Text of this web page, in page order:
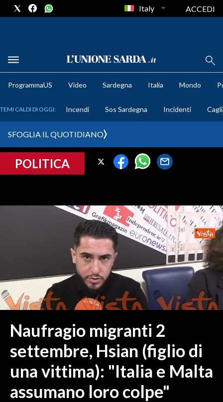
METEO
CRONACA SARDEGNA
SULCIS IGLESIENTE
ORISTANO E PROVINCIA
SASSARI E PROVINCIA
NUORO E PROVINCIA
OGLIASTRA
ITALIA
MONDO
POLITICA
Italy ACCEDI
ProgrammaUS Video Sardegna Italia Mondo
TEMI CALDI DI OGGI: Incendi Sos Sardegna Incidenti
SFOGLIA IL QUOTIDIANO
POLITICA
Naufragio migranti 2
settembre, Hsian (figlio di
una vittima): "Italia e Malta
assumano loro colpe"